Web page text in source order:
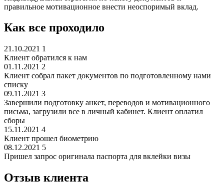
правильное мотивационное внести неоспоримый вклад.
Как все проходило
21.10.2021 1
Клиент обратился к нам
01.11.2021 2
Клиент собрал пакет документов по подготовленному нами
списку
09.11.2021 3
Завершили подготовку анкет, переводов и мотивационного
письма, загрузили все в личный кабинет. Клиент оплатил
сборы
15.11.2021 4
Клиент прошел биометрию
08.12.2021 5
Пришел запрос оригинала паспорта для вклейки визы
Отзыв клиента